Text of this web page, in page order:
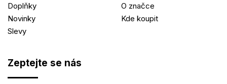
Doplňky
Novinky
Slevy
O značce
Kde koupit
Zeptejte se nás